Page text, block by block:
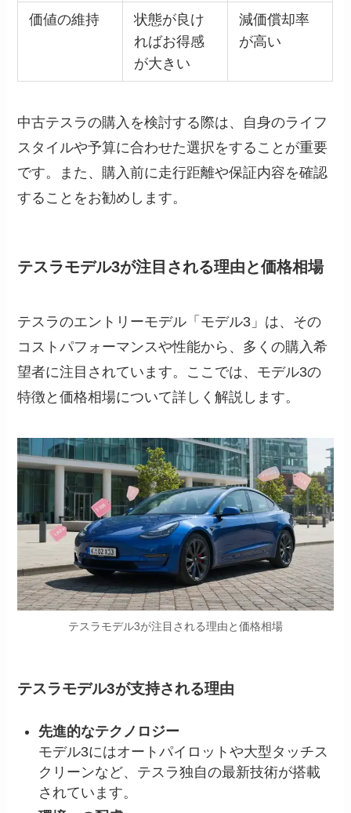
価値の維持
状態が良け
ればお得感
が大きい
減価償却率
が高い
中古テスラの購入を検討する際は、自身のライフ
スタイルや予算に合わせた選択をすることが重要
です。また、購入前に走行距離や保証内容を確認
することをお勧めします。
テスラモデル3が注目される理由と価格相場
テスラのエントリーモデル「モデル3」は、その
コストパフォーマンスや性能から、多くの購入希
望者に注目されています。ここでは、モデル3の
特徴と価格相場について詳しく解説します。
テスラモデル3が注目される理由と価格相場
テスラモデル3が支持される理由
先進的なテクノロジー
モデル3にはオートパイロットや大型タッチス
クリーンなど、テスラ独自の最新技術が搭載
されています。